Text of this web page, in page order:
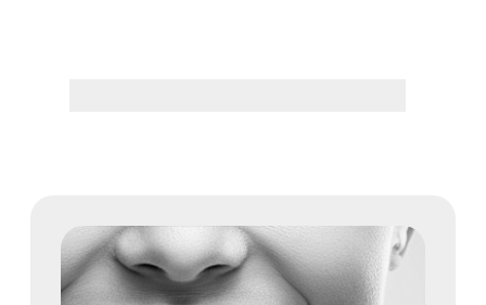
Лечение зубов и дёсен